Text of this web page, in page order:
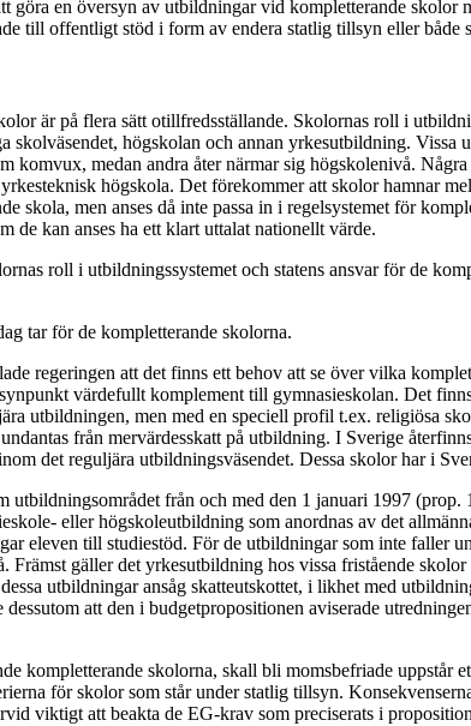
göra en översyn av utbildningar vid kompletterande
till offentligt stöd i form av endera statlig tillsyn eller
är på flera sätt otillfredsställande. Skolornas roll i
högskolan och annan yrkesutbildning.
komvux, medan andra åter närmar sig högskolenivå.
högskola. Det förekommer att skolor hamnar
skola, men anses då inte passa in i regelsystemet för
de kan anses ha ett klart uttalat nationellt värde.
roll i utbildningssystemet och statens ansvar för de
tar för de kompletterande skolorna.
regeringen att det finns ett behov att se över vilka
värdefullt komplement till gymnasieskolan. Det
utbildningen, men med en speciell profil t.ex. religiösa
från mervärdesskatt på utbildning. I Sverige
det reguljära utbildningsväsendet. Dessa skolor har i
utbildningsområdet från och med den 1 januari 1997
eller högskoleutbildning som anordnas av det
eleven till studiestöd. För de utbildningar som inte faller
Främst gäller det yrkesutbildning hos vissa fristående
utbildningar ansåg skatteutskottet, i likhet med
att den i budgetpropositionen aviserade
kompletterande skolorna, skall bli momsbefriade
för skolor som står under statlig tillsyn.
viktigt att beakta de EG-krav som preciserats i